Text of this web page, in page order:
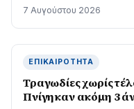
7 Αυγούστου 2026
ΕΠΙΚΑΙΡΌΤΗΤΑ
Τραγωδίες χωρίς
Πνίγηκαν ακόμη 3